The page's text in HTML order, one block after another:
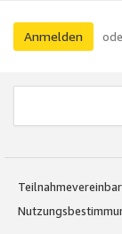
Anmelden